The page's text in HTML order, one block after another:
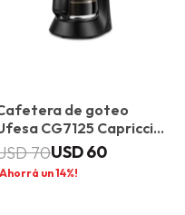
de goteo
CG7125 Capriccio
DeluxUSD60
70
14